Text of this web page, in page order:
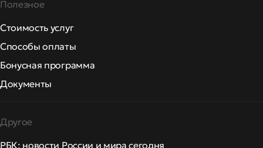
Полезное
Стоимость услуг
Способы оплаты
Бонусная программа
Документы
Другое
РБК: новости России и мира сегодня